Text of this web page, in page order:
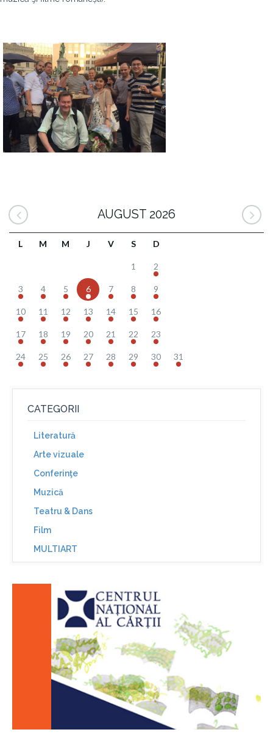
AUGUST 2026
L M M J V S D
1 2
3 4 5 6 7 8 9
10 11 12 13 14 15 16
17 18 19 20 21 22 23
24 25 26 27 28 29 30 31
CATEGORII
Literatură
Arte vizuale
Conferinţe
Muzică
Teatru & Dans
Film
MULTIART